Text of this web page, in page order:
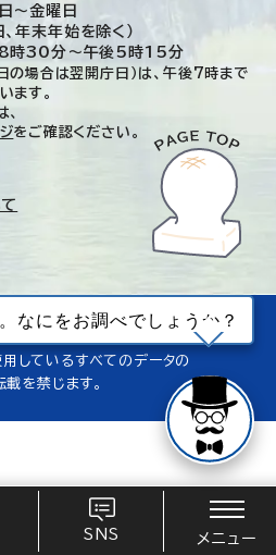
SNS メニュー
～金曜日
、年末年始を除く）
時30分～午後5時15分
の場合は翌開庁日）は、午後7時まで
ます。
をご確認ください。
All rights reserved.
しているすべてのデータの
載を禁じます。